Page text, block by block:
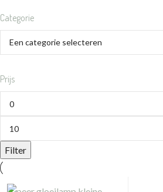
Categorie
Prijs
Filter